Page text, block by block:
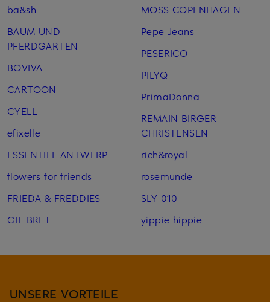
ba&sh
BAUM UND
PFERDGARTEN
BOVIVA
CARTOON
CYELL
efixelle
ESSENTIEL ANTWERP
flowers for friends
FRIEDA & FREDDIES
GIL BRET
MOSS COPENHAGEN
Pepe Jeans
PESERICO
PILYQ
PrimaDonna
REMAIN BIRGER
CHRISTENSEN
rich&royal
rosemunde
SLY 010
yippie hippie
UNSERE VORTEILE